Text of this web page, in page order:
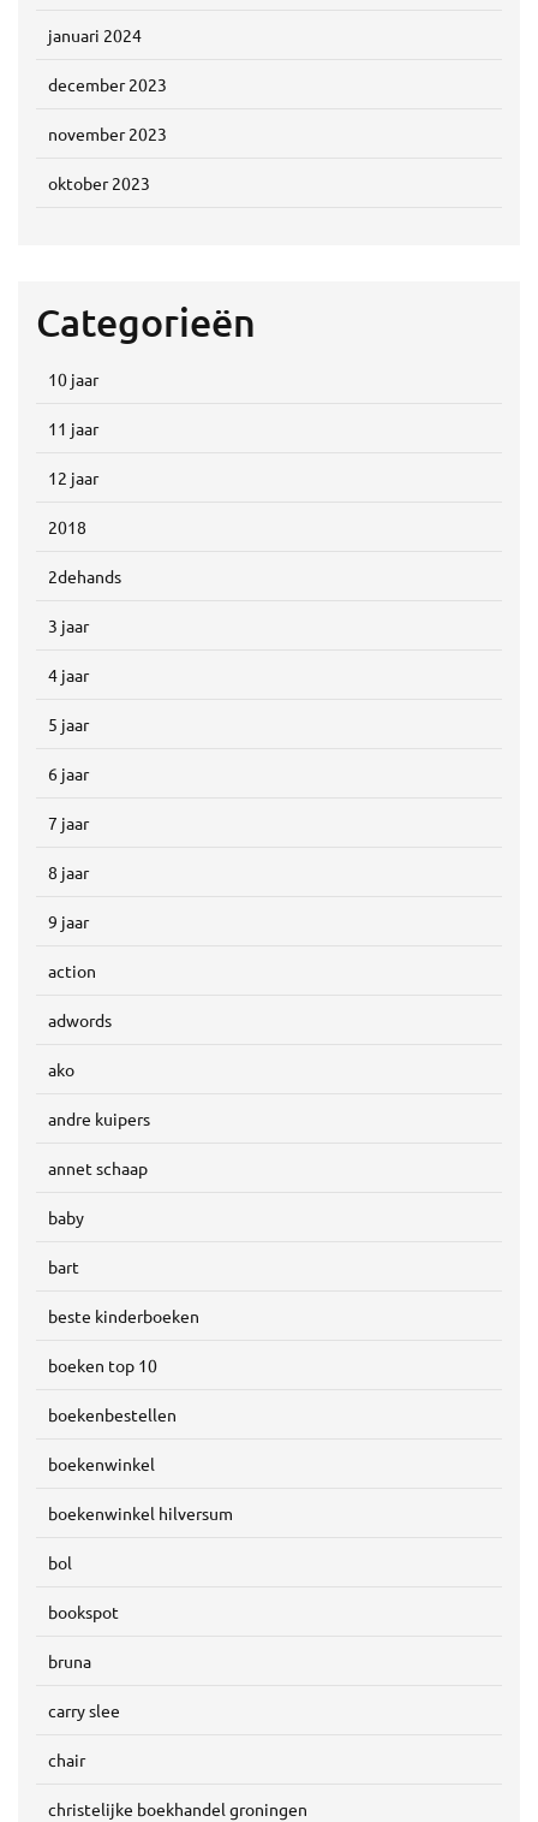
januari 2024
december 2023
november 2023
oktober 2023
Categorieën
10 jaar
11 jaar
12 jaar
2018
2dehands
3 jaar
4 jaar
5 jaar
6 jaar
7 jaar
8 jaar
9 jaar
action
adwords
ako
andre kuipers
annet schaap
baby
bart
beste kinderboeken
boeken top 10
boekenbestellen
boekenwinkel
boekenwinkel hilversum
bol
bookspot
bruna
carry slee
chair
christelijke boekhandel groningen